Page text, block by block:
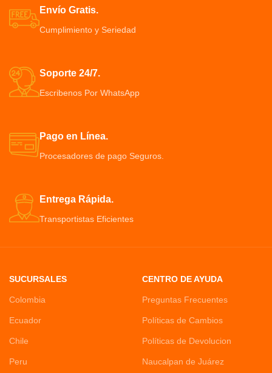
Mango Contenedor de 2 pilas
“AA” (no incluidas), de plástico
ABS. Funciona con resorte
Envío Gratis.
Cumplimiento y Seriedad
Soporte 24/7.
Escribenos Por WhatsApp
Pago en Línea.
Procesadores de pago Seguros.
Entrega Rápida.
Transportistas Eficientes
SUCURSALES
Colombia
Ecuador
Chile
Peru
CENTRO DE AYUDA
Preguntas Frecuentes
Políticas de Cambios
Políticas de Devolucion
Naucalpan de Juárez